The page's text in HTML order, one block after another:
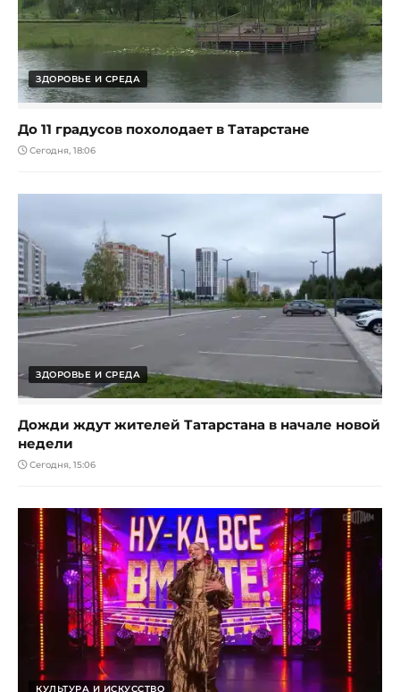
ЗДОРОВЬЕ И СРЕДА
До 11 градусов похолодает в Татарстане
Сегодня, 18:06
ЗДОРОВЬЕ И СРЕДА
Дожди ждут жителей Татарстана в начале новой
недели
Сегодня, 15:06
КУЛЬТУРА И ИСКУССТВО